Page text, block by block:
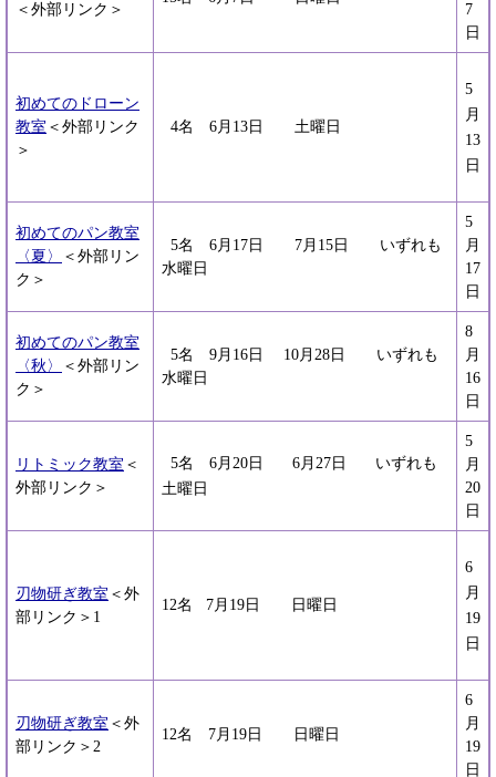
＜外部リンク＞
7
日
初めてのドローン
教室 ＜外部リンク
＞
4名 6月13日 土曜日
5
月
13
日
初めてのパン教室
〈夏〉
＜外部リン
ク＞
5名 6月17日 7月15日 いずれも
水曜日
5
月
17
日
初めてのパン教室
〈秋〉
＜外部リン
ク＞
5名 9月16日 10月28日 いずれも
水曜日
8
月
16
日
リトミック教室 ＜
外部リンク＞
5名 6月20日 6月27日 いずれも
土曜日
5
月
20
日
刃物研ぎ教室 ＜外
部リンク＞ 1
12名 7月19日 日曜日
6
月
19
日
刃物研ぎ教室 ＜外
部リンク＞ 2
12名 7月19日 日曜日
6
月
19
日